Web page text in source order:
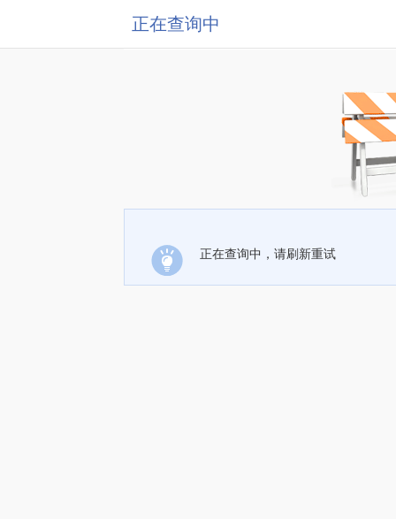
正在查询中
正在查询中，请刷新重试